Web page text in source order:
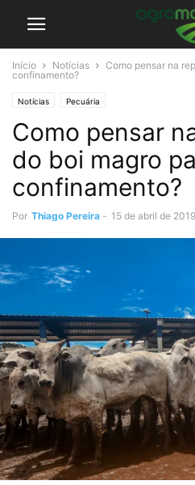
Início Notícias
Como pensar na
confinamento?
Notícias Pecuária
Como pensar
do boi magro
confinamento?
Por Thiago Pereira - 15 de abril de 2019